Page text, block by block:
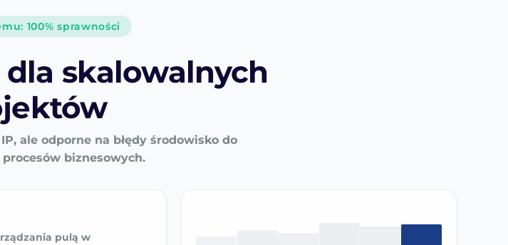
100% sprawności
skalowalnych
ale odporne na błędy środowisko do
biznesowych.
pulą w